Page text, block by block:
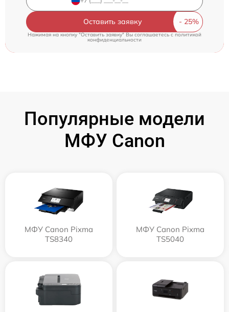
Оставить заявку
Нажимая на кнопку "Оставить заявку" Вы соглашаетесь cполитикой
конфиденциальности
Популярные модели
МФУ Canon
МФУ Canon Pixma
TS8340
МФУ Canon Pixma
TS5040